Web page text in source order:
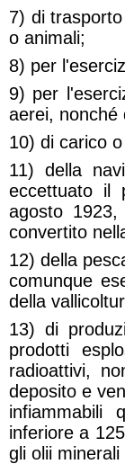
7) di
o animali;
8) per
9) per
aerei, nonché
10) di carico
11) della
eccettuato il
agosto
convertito
12) della
comunque
della
13) di
prodotti
radioattivi,
deposito e
infiammabili
inferiore a
gli olii minerali